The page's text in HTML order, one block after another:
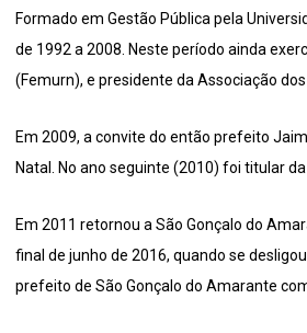
Formado em Gestão Pública pela
de 1992 a 2008. Neste período ainda
(Femurn), e presidente da Associação
Em 2009, a convite do então prefeito
Natal. No ano seguinte (2010) foi titular
Em 2011 retornou a São Gonçalo do
final de junho de 2016, quando se
prefeito de São Gonçalo do Amarante